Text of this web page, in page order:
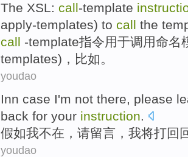
The XSL: call-template
apply-templates) to call the
call -template指令用于调用命名
templates)，比如。
youdao
Inn case I'm not there, please
back for your instruction.
假如我不在 ， 请留言 ，我将打回
youdao